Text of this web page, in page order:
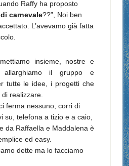
Raffy ha proposto
carnevale??”, Noi ben
L’avevamo già fatta
insieme, nostre e
allarghiamo il gruppo e
tutte le idee, i progetti che
realizzare.
ferma nessuno, corri di
su, telefona a tizio e a caio,
da Raffaella e Maddalena è
ed easy.
dette ma lo facciamo